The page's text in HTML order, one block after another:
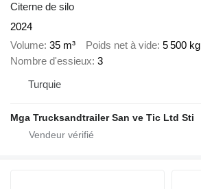
Citerne de silo
2024
Volume 35 m³ Poids net à vide 5 500 kg
Nombre d'essieux 3
Turquie
Mga Trucksandtrailer San ve Tic Ltd Sti